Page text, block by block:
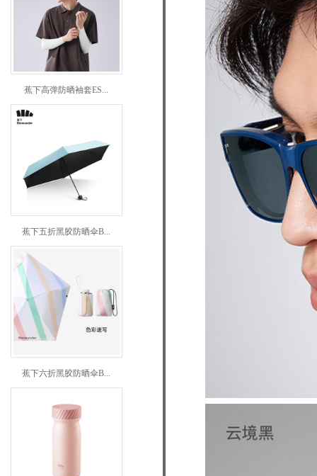
蕉下高弹防晒袖套ES...
蕉下五折黑胶防晒伞B...
蕉下六折黑胶防晒伞B...